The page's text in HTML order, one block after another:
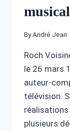
ByAndré Jean
Roch
le 26 mars
auteur-
télévision.
réalisations
plusieurs